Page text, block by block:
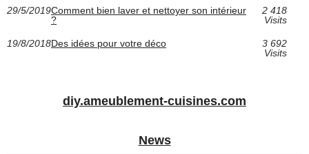
29/5/2019Comment bien laver et nettoyer son intérieur
?
2 418
Visits
19/8/2018Des idées pour votre déco
3 692
Visits
diy.ameublement-cuisines.com
News